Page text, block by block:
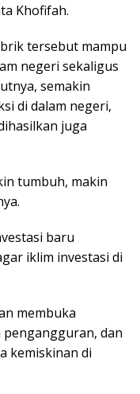
Khofifah.
tersebut mampu
negeri sekaligus
semakin
di dalam negeri,
juga
tumbuh, makin
baru
iklim investasi di
membuka
dan
kemiskinan di